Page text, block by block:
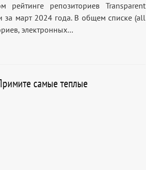
репозиториев Transparent
март 2024 года. В общем списке (all
электронных…
самые теплые